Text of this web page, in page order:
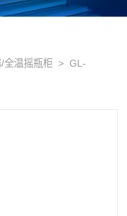
全温摇瓶柜 > GL-